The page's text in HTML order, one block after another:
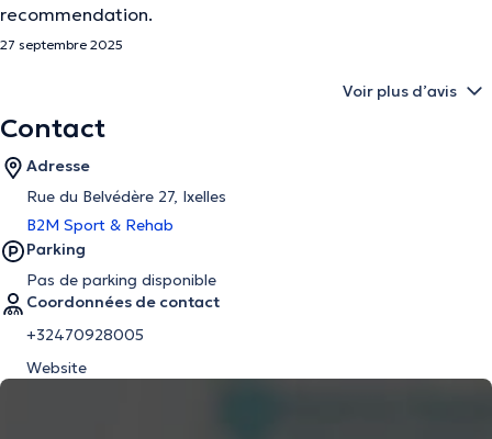
recommendation.
27 septembre 2025
Voir plus d’avis
Contact
Adresse
Rue du Belvédère 27, Ixelles
B2M Sport & Rehab
Parking
Pas de parking disponible
Coordonnées de contact
+32470928005
Website